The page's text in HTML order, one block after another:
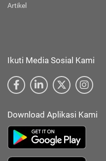
Artikel
Ikuti Media Sosial Kami
Download Aplikasi Kami